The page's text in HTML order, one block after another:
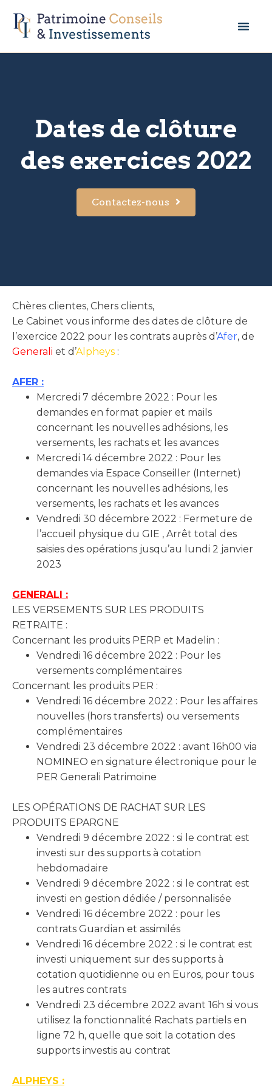
Dates de clôture
des exercices 2022
Contactez-nous
Chères clientes, Chers clients,
Le Cabinet vous informe des dates de clôture de
l’exercice 2022 pour les contrats auprès d’Afer, de
Generali et d’Alpheys :
AFER :
Mercredi 7 décembre 2022 : Pour les
demandes en format papier et mails
concernant les nouvelles adhésions, les
versements, les rachats et les avances
Mercredi 14 décembre 2022 : Pour les
demandes via Espace Conseiller (Internet)
concernant les nouvelles adhésions, les
versements, les rachats et les avances
Vendredi 30 décembre 2022 : Fermeture de
l’accueil physique du GIE , Arrêt total des
saisies des opérations jusqu’au lundi 2 janvier
2023
GENERALI :
LES VERSEMENTS SUR LES PRODUITS
RETRAITE :
Concernant les produits PERP et Madelin :
Vendredi 16 décembre 2022 : Pour les
versements complémentaires
Concernant les produits PER :
Vendredi 16 décembre 2022 : Pour les affaires
nouvelles (hors transferts) ou versements
complémentaires
Vendredi 23 décembre 2022 : avant 16h00 via
NOMINEO en signature électronique pour le
PER Generali Patrimoine
LES OPÉRATIONS DE RACHAT SUR LES
PRODUITS EPARGNE
Vendredi 9 décembre 2022 : si le contrat est
investi sur des supports à cotation
hebdomadaire
Vendredi 9 décembre 2022 : si le contrat est
investi en gestion dédiée / personnalisée
Vendredi 16 décembre 2022 : pour les
contrats Guardian et assimilés
Vendredi 16 décembre 2022 : si le contrat est
investi uniquement sur des supports à
cotation quotidienne ou en Euros, pour tous
les autres contrats
Vendredi 23 décembre 2022 avant 16h si vous
utilisez la fonctionnalité Rachats partiels en
ligne 72 h, quelle que soit la cotation des
supports investis au contrat
ALPHEYS :